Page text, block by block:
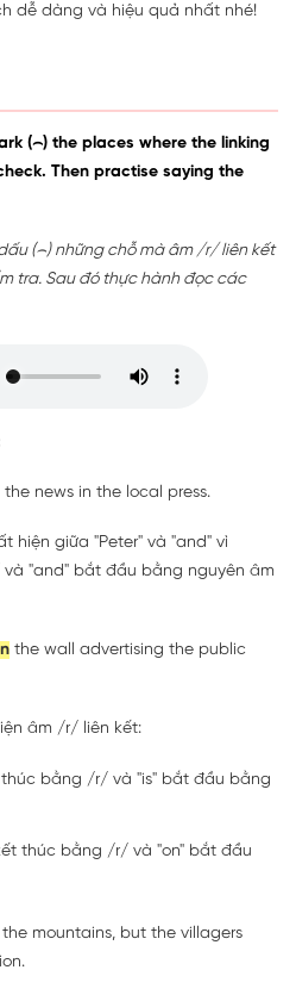
dễ dàng và hiệu quả nhất nhé!
(⌢) the places where the linking
Then practise saying the
(⌢) những chỗ mà âm /r/ liên kết
tra. Sau đó thực hành đọc các
the news in the local press.
hiện giữa "Peter" và "and" vì
"and" bắt đầu bằng nguyên âm
the wall advertising the public
âm /r/ liên kết:
thúc bằng /r/ và "is" bắt đầu bằng
thúc bằng /r/ và "on" bắt đầu
mountains, but the villagers